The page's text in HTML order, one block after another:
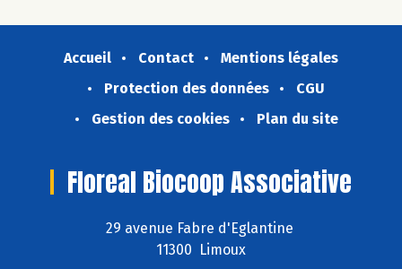
Accueil Contact
Mentions légales
Protection des données
CGU
Gestion des cookies
Plan du site
Floreal Biocoop Associative
29 avenue Fabre d'Eglantine
11300 Limoux